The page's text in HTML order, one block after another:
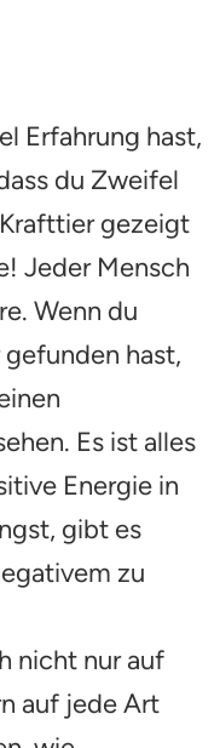
Erfahrung hast,
du Zweifel
gezeigt
Jeder Mensch
Wenn du
hast,
Es ist alles
Energie in
gibt es
zu
nicht nur auf
auf jede Art